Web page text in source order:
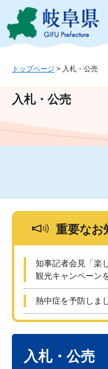
ジ
ュ
文
トップページ > 入札・公売
入札・公売
重要なお
知事記者会見「楽
観光キャンペーン
熱中症を予防しま
入札・公売